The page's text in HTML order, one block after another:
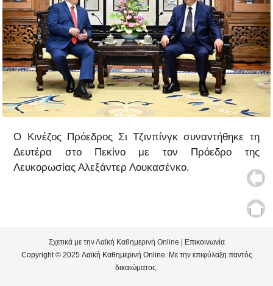
Ο Κινέζος Πρόεδρος Σι Τζινπίνγκ συναντήθηκε τη
Δευτέρα στο Πεκίνο με τον Πρόεδρο της
Λευκορωσίας Αλεξάντερ Λουκασένκο.
Σχετικά με την Λαϊκή Καθημερινή Online | Επικοινωνία
Copyright © 2025 Λαϊκή Καθημερινή Online. Με την επιφύλαξη παντός
δικαιώματος.